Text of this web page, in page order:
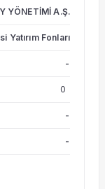
YÖNETİMİ A.Ş.
Yatırım Fonları
-
0
-
-